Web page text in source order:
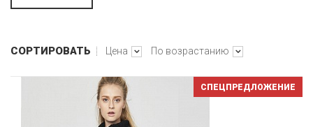
СОРТИРОВАТЬ Цена По возрастанию
СПЕЦПРЕДЛОЖЕНИЕ